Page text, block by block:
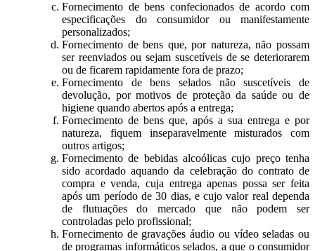
Fornecimento de bens confecionados de acordo com
especificações do consumidor ou manifestamente
personalizados;
Fornecimento de bens que, por natureza, não possam
ser reenviados ou sejam suscetíveis de se deteriorarem
ou de ficarem rapidamente fora de prazo;
Fornecimento de bens selados não suscetíveis de
devolução, por motivos de proteção da saúde ou de
higiene quando abertos após a entrega;
Fornecimento de bens que, após a sua entrega e por
natureza, fiquem inseparavelmente misturados com
outros artigos;
Fornecimento de bebidas alcoólicas cujo preço tenha
sido acordado aquando da celebração do contrato de
compra e venda, cuja entrega apenas possa ser feita
após um período de 30 dias, e cujo valor real dependa
de flutuações do mercado que não podem ser
controladas pelo profissional;
Fornecimento de gravações áudio ou vídeo seladas ou
de programas informáticos selados, a que o consumidor